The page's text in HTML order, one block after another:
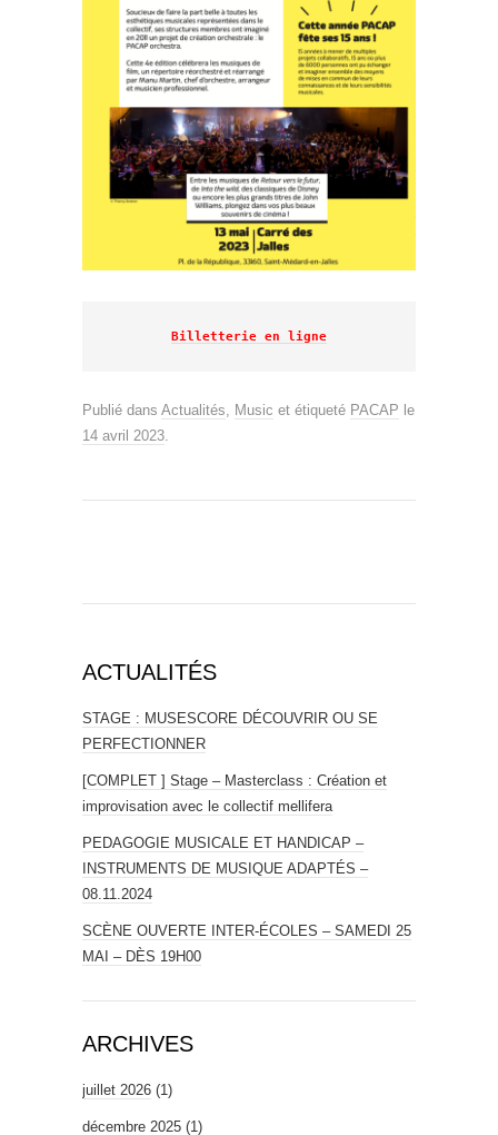
Billetterie en ligne
Publié dans Actualités, Music et étiqueté PACAP le
14 avril 2023.
ACTUALITÉS
STAGE : MUSESCORE DÉCOUVRIR OU SE
PERFECTIONNER
[COMPLET ] Stage – Masterclass : Création et
improvisation avec le collectif mellifera
PEDAGOGIE MUSICALE ET HANDICAP –
INSTRUMENTS DE MUSIQUE ADAPTÉS –
08.11.2024
SCÈNE OUVERTE INTER-ÉCOLES – SAMEDI 25
MAI – DÈS 19H00
ARCHIVES
juillet 2026 (1)
décembre 2025 (1)